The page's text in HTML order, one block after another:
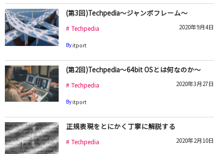
(第3回)Techpedia～ジャンボフレーム～
Techpedia 2020年9月4日
Byitport
(第2回)Techpedia～64bit OSとは何なのか～
Techpedia 2020年3月27日
Byitport
正規表現をとにかく丁寧に解説する
Techpedia 2020年2月10日